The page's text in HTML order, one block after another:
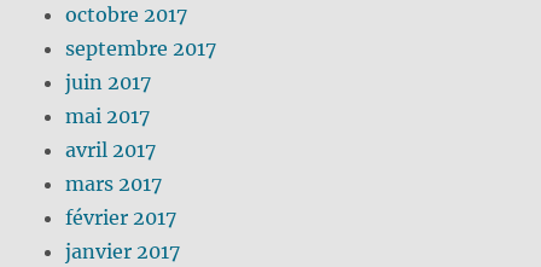
octobre 2017
septembre 2017
juin 2017
mai 2017
avril 2017
mars 2017
février 2017
janvier 2017